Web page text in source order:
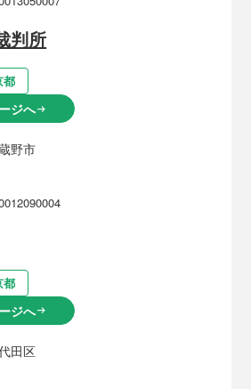
判所
都
ジへarrow_right_alt
野市
都
ジへarrow_right_alt
田区